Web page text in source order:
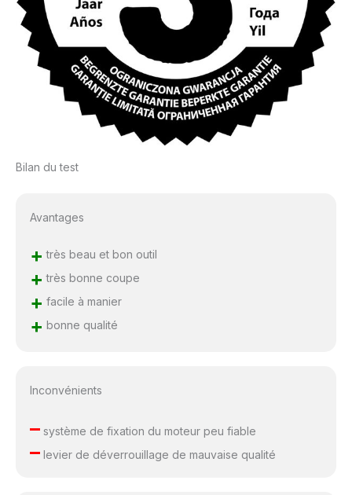
Bilan du test
Avantages
+ très beau et bon outil
+ très bonne coupe
+ facile à manier
+ bonne qualité
Inconvénients
–système de fixation du moteur peu fiable
–levier de déverrouillage de mauvaise qualité